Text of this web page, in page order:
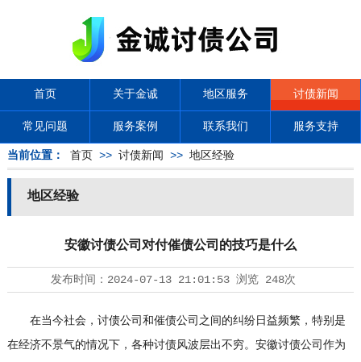
首页 关于金诚 地区服务 讨债新闻
常见问题 服务案例 联系我们 服务支持
当前位置： 首页 >> 讨债新闻 >> 地区经验
地区经验
安徽讨债公司对付催债公司的技巧是什么
发布时间： 2024-07-13 21:01:53浏览 248次
在当今社会， 讨债公司 和催债公司之间的纠纷日益频繁，特别是
在经济不景气的情况下，各种讨债风波层出不穷。安徽讨债公司作为